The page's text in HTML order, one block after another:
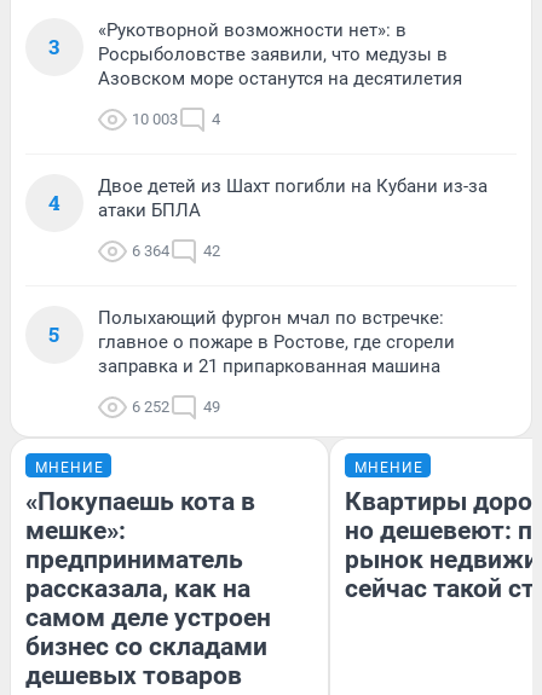
3
«Рукотворной возможности нет»: в
Росрыболовстве заявили, что медузы в
Азовском море останутся на десятилетия
10 003 4
4
Двое детей из Шахт погибли на Кубани из-за
атаки БПЛА
6 364 42
5
Полыхающий фургон мчал по встречке:
главное о пожаре в Ростове, где сгорели
заправка и 21 припаркованная машина
6 252 49
МНЕНИЕ
«Покупаешь кота в
мешке»:
предприниматель
рассказала, как на
самом деле устроен
бизнес со складами
дешевых товаров
МНЕНИЕ
Квартиры
но дешевеют:
рынок
сейчас такой